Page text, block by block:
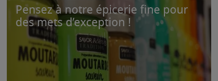
Pensez à notre épicerie fine pour
des mets d’exception !